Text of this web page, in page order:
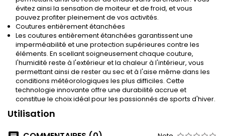
évitez ainsi la sensation de moiteur et de froid, et vous
pouvez profiter pleinement de vos activités.
Coutures entièrement étanchées
Les coutures entièrement étanchées garantissent une
imperméabilité et une protection supérieures contre les
éléments. En scellant soigneusement chaque couture,
l'humidité reste à l'extérieur et la chaleur à l'intérieur, vous
permettant ainsi de rester au sec et à l'aise même dans les
conditions météorologiques les plus difficiles. Cette
technologie innovante offre une durabilité accrue et
constitue le choix idéal pour les passionnés de sports d'hiver.
Utilisation